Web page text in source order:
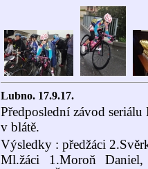
Lubno. 17.9.17.
Předposlední závod seriálu
v blátě.
Výsledky : předžáci
Ml.žáci 1.Moroň